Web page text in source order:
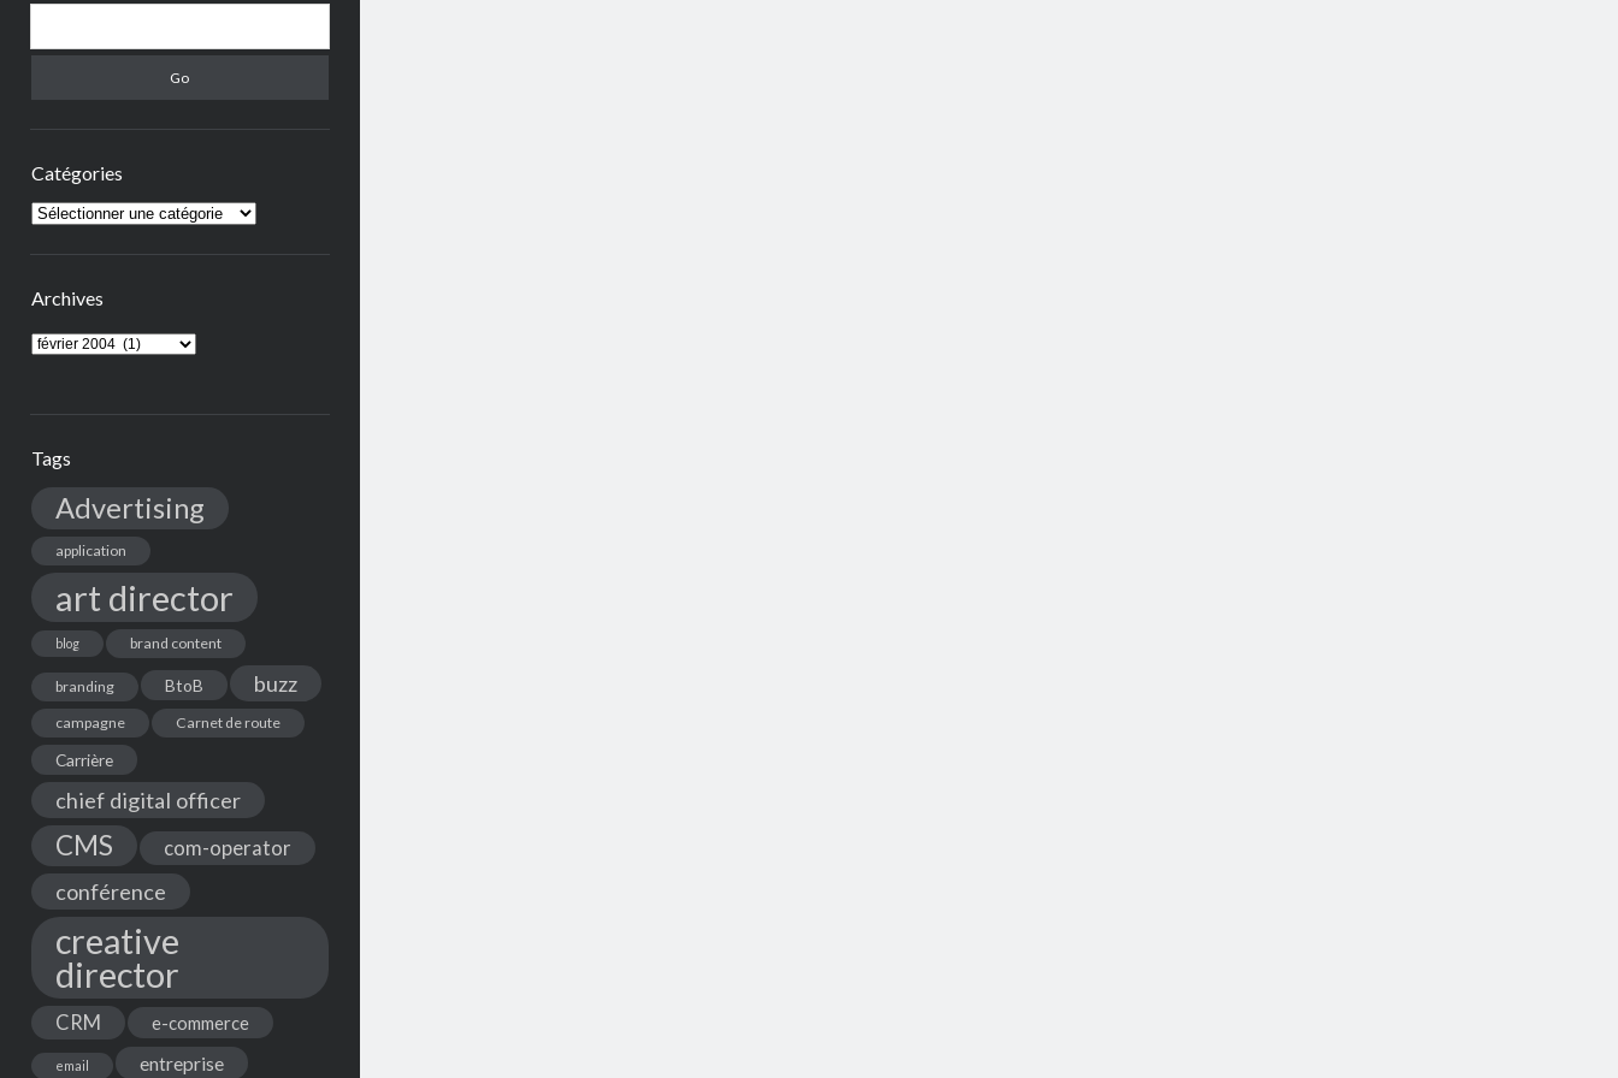
Catégories
Catégories
Archives
Archives
Tags
Advertising
application
art director
blog brand content
branding BtoB buzz
campagne Carnet de route
Carrière
chief digital officer
CMS com-operator
conférence
creative
director
CRM e-commerce
email entreprise